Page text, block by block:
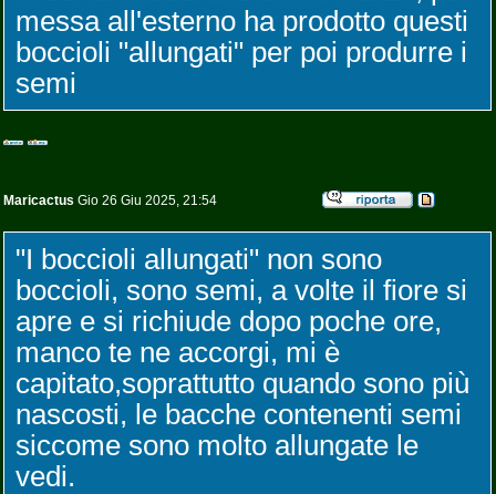
messa all'esterno ha prodotto questi
boccioli "allungati" per poi produrre i
semi
Maricactus Gio 26 Giu 2025, 21:54
"I boccioli allungati" non sono
boccioli, sono semi, a volte il fiore si
apre e si richiude dopo poche ore,
manco te ne accorgi, mi è
capitato,soprattutto quando sono più
nascosti, le bacche contenenti semi
siccome sono molto allungate le
vedi.